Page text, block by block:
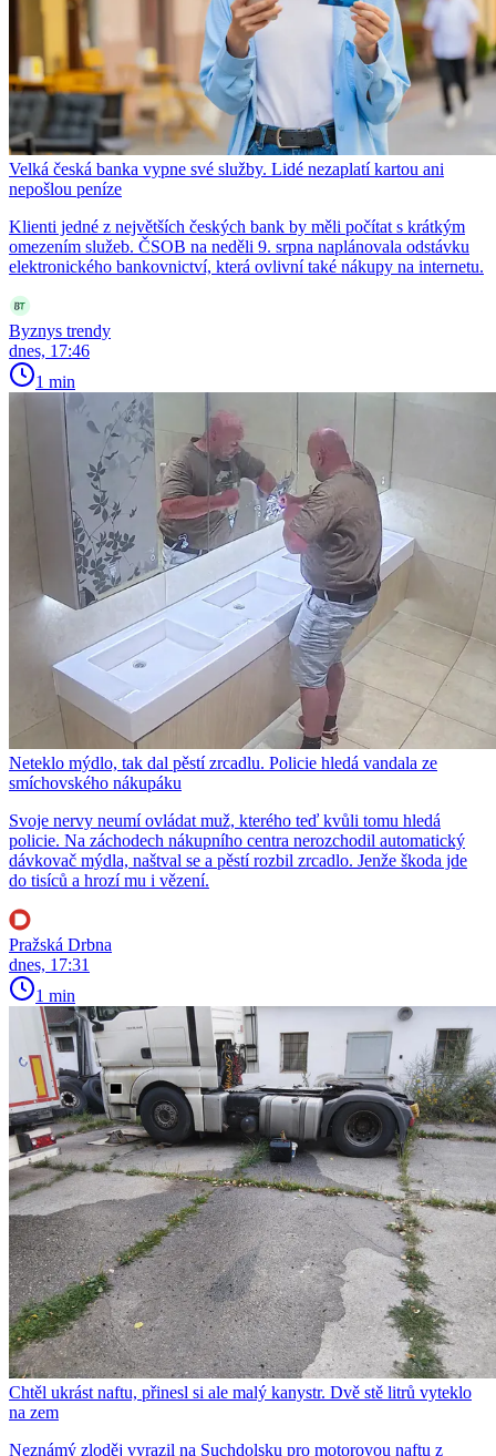
Velká česká banka vypne své služby. Lidé nezaplatí kartou ani
nepošlou peníze
Klienti jedné z největších českých bank by měli počítat s krátkým
omezením služeb. ČSOB na neděli 9. srpna naplánovala odstávku
elektronického bankovnictví, která ovlivní také nákupy na internetu.
Byznys trendy
dnes, 17:46
1 min
Neteklo mýdlo, tak dal pěstí zrcadlu. Policie hledá vandala ze
smíchovského nákupáku
Svoje nervy neumí ovládat muž, kterého teď kvůli tomu hledá
policie. Na záchodech nákupního centra nerozchodil automatický
dávkovač mýdla, naštval se a pěstí rozbil zrcadlo. Jenže škoda jde
do tisíců a hrozí mu i vězení.
Pražská Drbna
dnes, 17:31
1 min
Chtěl ukrást naftu, přinesl si ale malý kanystr. Dvě stě litrů vyteklo
na zem
Neznámý zloděj vyrazil na Suchdolsku pro motorovou naftu z